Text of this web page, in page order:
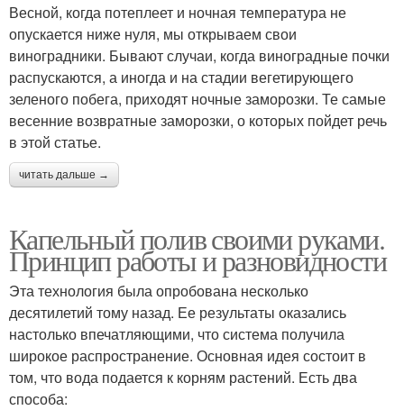
Весной, когда потеплеет и ночная температура не
опускается ниже нуля, мы открываем свои
виноградники. Бывают случаи, когда виноградные почки
распускаются, а иногда и на стадии вегетирующего
зеленого побега, приходят ночные заморозки. Те самые
весенние возвратные заморозки, о которых пойдет речь
в этой статье.
читать дальше →
Капельный полив своими руками.
Принцип работы и разновидности
Эта технология была опробована несколько
десятилетий тому назад. Ее результаты оказались
настолько впечатляющими, что система получила
широкое распространение. Основная идея состоит в
том, что вода подается к корням растений. Есть два
способа: